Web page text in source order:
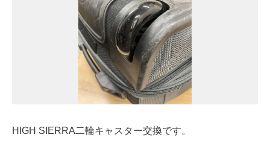
HIGH SIERRA二輪キャスター交換です。